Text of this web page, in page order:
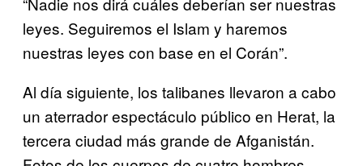
leyes. Seguiremos el Islam y haremos
nuestras leyes con base en el Corán”.
Al día siguiente, los talibanes llevaron a cabo
un aterrador espectáculo público en Herat, la
tercera ciudad más grande de Afganistán.